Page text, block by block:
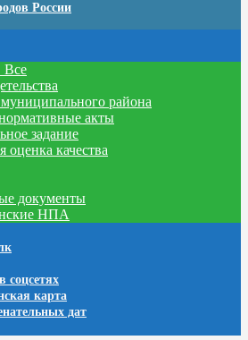
России
Все
района
акты
задание
оценка качества
документы
НПА
карта
дат